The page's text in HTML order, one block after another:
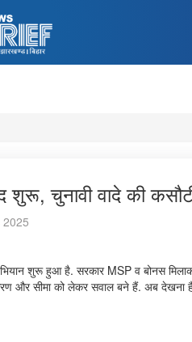
शुरू, चुनावी वादे की
शुरू हुआ है. सरकार MSP व बोनस
और सीमा को लेकर सवाल बने हैं. अब